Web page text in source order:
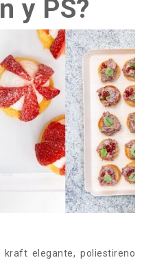
y PS?
kraft elegante, poliestireno